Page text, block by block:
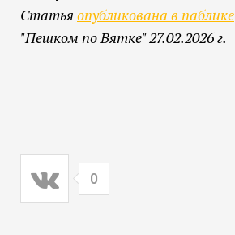
Статья опубликована в паблике
"Пешком по Вятке" 27.02.2026 г.
0